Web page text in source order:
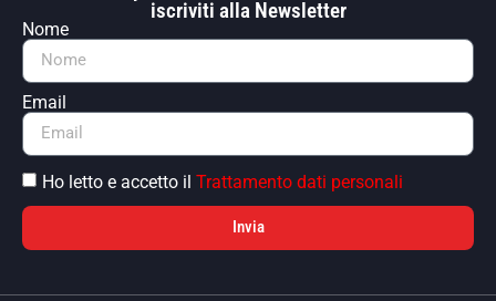
iscriviti alla Newsletter
Nome
Email
Ho letto e accetto il Trattamento dati personali
Invia